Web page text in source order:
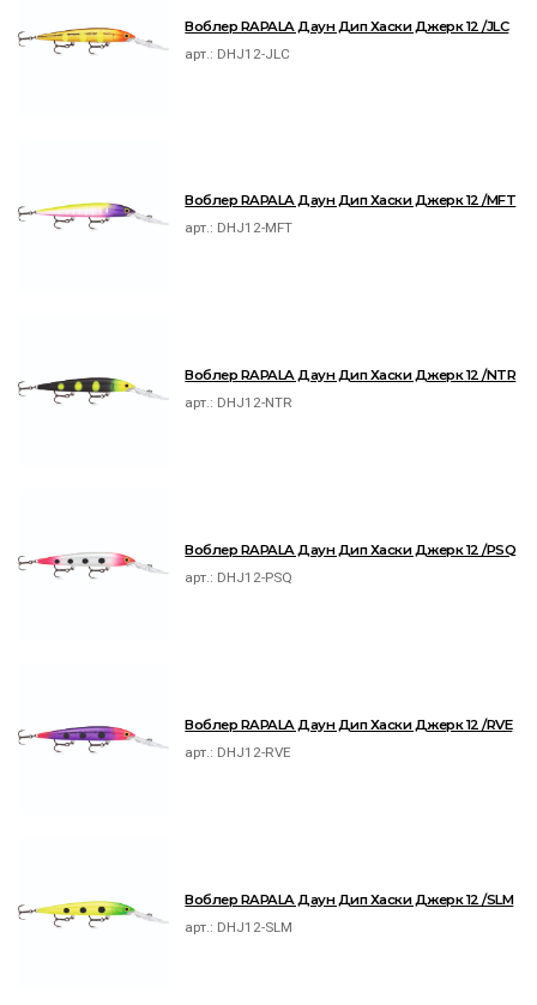
Воблер RAPALA Даун Дип Хаски Джерк 12 /JLC
арт.: DHJ12-JLC
Воблер RAPALA Даун Дип Хаски Джерк 12 /MFT
арт.: DHJ12-MFT
Воблер RAPALA Даун Дип Хаски Джерк 12 /NTR
арт.: DHJ12-NTR
Воблер RAPALA Даун Дип Хаски Джерк 12 /PSQ
арт.: DHJ12-PSQ
Воблер RAPALA Даун Дип Хаски Джерк 12 /RVE
арт.: DHJ12-RVE
Воблер RAPALA Даун Дип Хаски Джерк 12 /SLM
арт.: DHJ12-SLM